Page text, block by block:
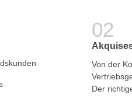
Von der
Der